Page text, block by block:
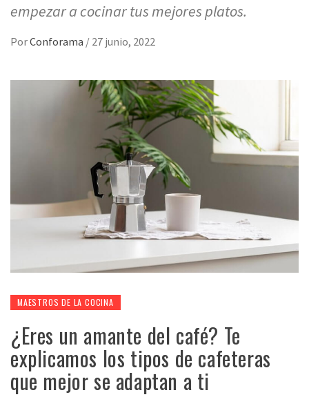
empezar a cocinar tus mejores platos.
PorConforama / 27 junio, 2022
MAESTROS DE LA COCINA
¿Eres un amante del café? Te
explicamos los tipos de cafeteras
que mejor se adaptan a ti